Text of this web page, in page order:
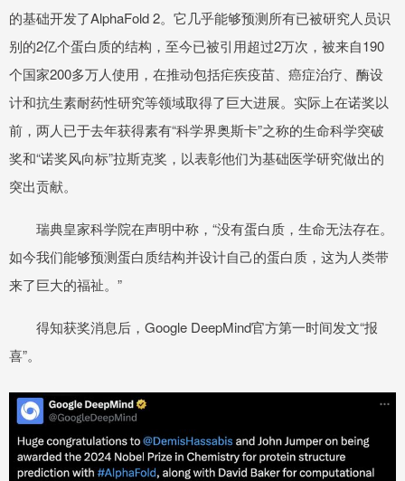
的基础开发了AlphaFold 2。它几乎能够预测所有已被研究人员识
别的2亿个蛋白质的结构，至今已被引用超过2万次，被来自190
个国家200多万人使用，在推动包括疟疾疫苗、癌症治疗、酶设
计和抗生素耐药性研究等领域取得了巨大进展。实际上在诺奖以
前，两人已于去年获得素有“科学界奥斯卡”之称的生命科学突破
奖和“诺奖风向标”拉斯克奖，以表彰他们为基础医学研究做出的
突出贡献。
瑞典皇家科学院在声明中称，“没有蛋白质，生命无法存在。
如今我们能够预测蛋白质结构并设计自己的蛋白质，这为人类带
来了巨大的福祉。”
得知获奖消息后，Google DeepMind官方第一时间发文“报
喜”。